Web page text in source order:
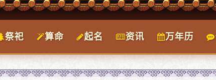
祭祀 算命 起名 资讯 万年历